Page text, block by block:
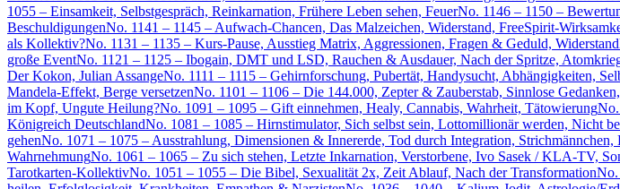
1055 – Einsamkeit, Selbstgespräch, Reinkarnation, Frühere Leben sehen, FeuerNo. 1146 – 1150 –
BeschuldigungenNo. 1141 – 1145 – Aufwach-Chancen, Das Malzeichen, Widerstand, FreeSpirit-
als Kollektiv?No. 1131 – 1135 – Kurs-Pause, Ausstieg Matrix, Aggressionen, Fragen & Geduld, Widerstand
große EventNo. 1121 – 1125 – Ibogain, DMT und LSD, Rauchen & Ausdauer, Nach der Spritze,
Der Kokon, Julian AssangeNo. 1111 – 1115 – Gehirnforschung, Pubertät, Handysucht, Abhängigkeiten,
Mandela-Effekt, Berge versetzenNo. 1101 – 1106 – Die 144.000, Zepter & Zauberstab, Sinnlose
im Kopf, Ungute Heilung?No. 1091 – 1095 – Gift einnehmen, Healy, Cannabis, Wahrheit, TätowierungNo.
Königreich DeutschlandNo. 1081 – 1085 – Hirnstimulator, Sich selbst sein, Lottomillionär werden, Nicht
gehenNo. 1071 – 1075 – Ausstrahlung, Dimensionen & Innererde, Tod durch Integration, Strichmännchen,
WahrnehmungNo. 1061 – 1065 – Zu sich stehen, Letzte Inkarnation, Verstorbene, Ivo Sasek / KLA-TV,
Tarotkarten-KollektivNo. 1051 – 1055 – Die Bibel, Sexualität 2x, Zeit Ablauf, Nach der TransformationNo.